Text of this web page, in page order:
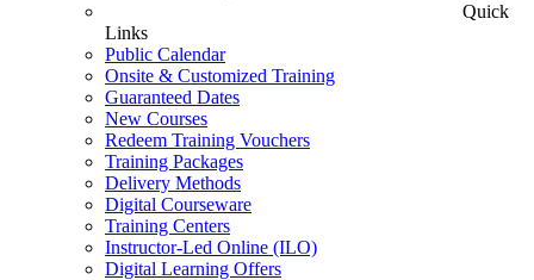
Quick
Links
Public Calendar
Onsite & Customized Training
Guaranteed Dates
New Courses
Redeem Training Vouchers
Training Packages
Delivery Methods
Digital Courseware
Training Centers
Instructor-Led Online (ILO)
Digital Learning Offers